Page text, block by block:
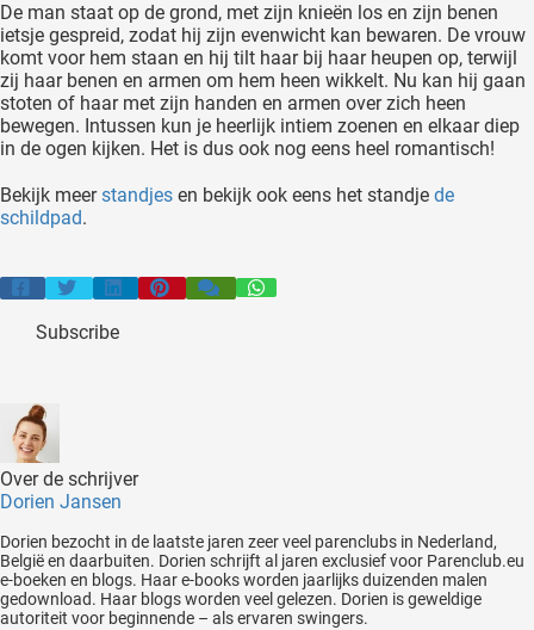
De man staat op de grond, met zijn knieën los en zijn benen
ietsje gespreid, zodat hij zijn evenwicht kan bewaren. De vrouw
komt voor hem staan en hij tilt haar bij haar heupen op, terwijl
zij haar benen en armen om hem heen wikkelt. Nu kan hij gaan
stoten of haar met zijn handen en armen over zich heen
bewegen. Intussen kun je heerlijk intiem zoenen en elkaar diep
in de ogen kijken. Het is dus ook nog eens heel romantisch!
Bekijk meerstandjes en bekijk ook eens het standje de
schildpad.
Subscribe
Over de schrijver
Dorien Jansen
Dorien bezocht in de laatste jaren zeer veel parenclubs in Nederland,
België en daarbuiten. Dorien schrijft al jaren exclusief voor Parenclub.eu
e-boeken en blogs. Haar e-books worden jaarlijks duizenden malen
gedownload. Haar blogs worden veel gelezen. Dorien is geweldige
autoriteit voor beginnende – als ervaren swingers.